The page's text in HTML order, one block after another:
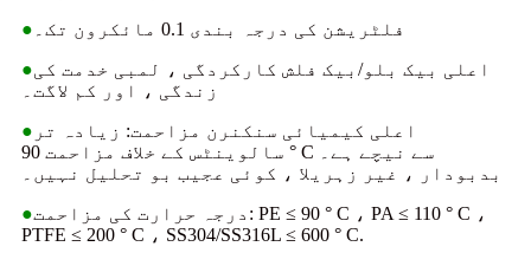
●
فلٹریشن کی درجہ بندی 0.1 مائکرون تک۔
●اعلی بیک بلو/بیک فلش کارکردگی ، لمبی خدمت کی
زندگی ، اور کم لاگت۔
● اعلی کیمیائی سنکنرن مزاحمت: زیادہ تر
سالوینٹس کے خلاف مزاحمت 90 ° C سے نیچے ہے۔
بدبودار ، غیر زہریلا ، کوئی عجیب بو تحلیل نہیں۔
●درجہ حرارت کی مزاحمت: PE ≤ 90 ° C ، PA ≤ 110 ° C ،
PTFE ≤ 200 ° C ، SS304/SS316L ≤ 600 ° C.